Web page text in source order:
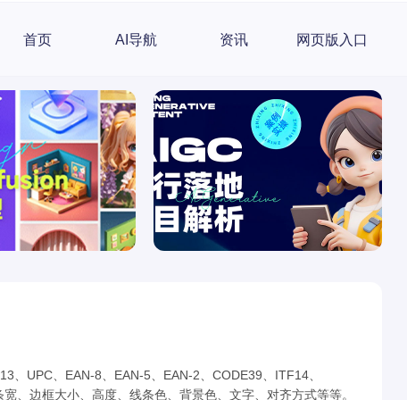
首页 AI导航 资讯 网页版入口
、UPC、EAN-8、EAN-5、EAN-2、CODE39、ITF14、
、边框大小、高度、线条色、背景色、文字、对齐方式等等。